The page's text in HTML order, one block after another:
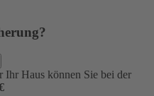
Ihr Haus können Sie bei der